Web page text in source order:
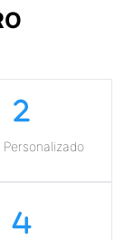
Personalizado